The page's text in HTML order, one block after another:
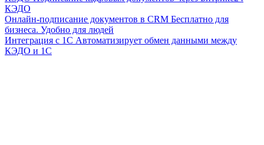
КЭДО
Онлайн-подписание документов в CRM Бесплатно для
бизнеса. Удобно для людей
Интеграция с 1С Автоматизирует обмен данными между
КЭДО и 1С